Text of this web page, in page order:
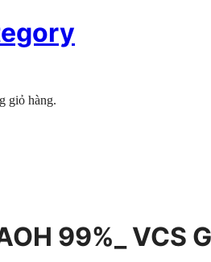
giỏ hàng.
99%_ VCS